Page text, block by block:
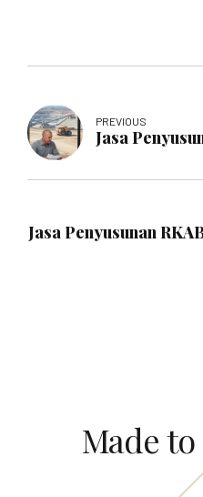
PREVIOUS
Jasa
Jasa Penyusunan
Made to